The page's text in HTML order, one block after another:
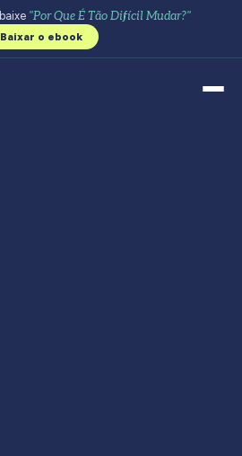
baixe "Por Que É Tão Difícil Mudar?"
Baixar o ebook